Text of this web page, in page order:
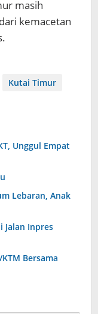
masih
kemacetan
Kutai Timur
Unggul Empat
Lebaran, Anak
Jalan Inpres
Bersama